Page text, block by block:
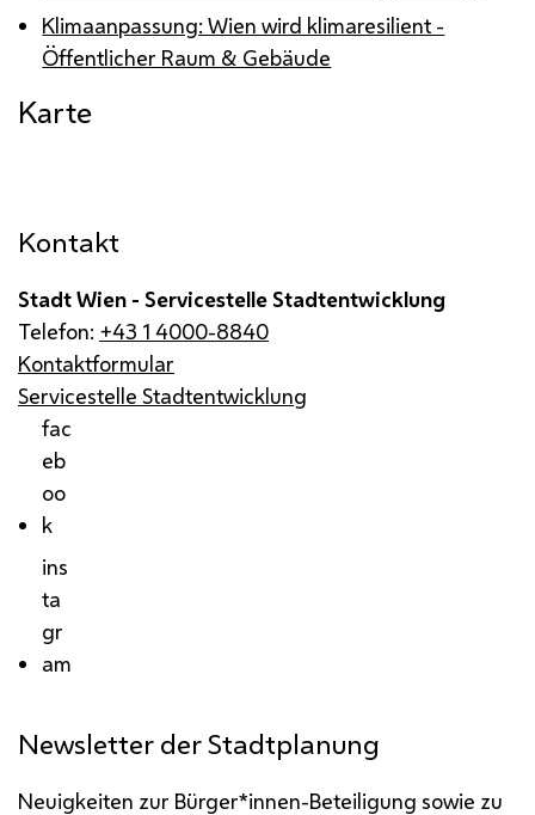
Klimaanpassung: Wien wird klimaresilient -
Öffentlicher Raum & Gebäude
Karte
Kontakt
Stadt Wien - Servicestelle Stadtentwicklung
Telefon: +43 1 4000-8840
Kontaktformular
Servicestelle Stadtentwicklung
fac
eb
oo
k
ins
ta
gr
am
Newsletter der Stadtplanung
Neuigkeiten zur Bürger*innen-Beteiligung sowie zu